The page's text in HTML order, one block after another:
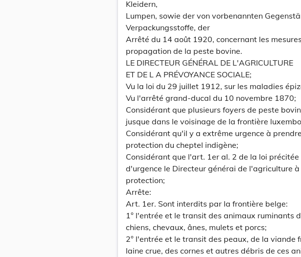
Kleidern,
Lumpen, sowie der von vorbenannten
Verpackungsstoffe, der
Arrêté du 14 août 1920, concernant les
propagation de la peste bovine.
LE DIRECTEUR GÉNÉRAL DE L'AGRICULTURE
ET DE L A PRÉVOYANCE SOCIALE;
Vu la loi du 29 juillet 1912, sur les maladies
Vu l'arrêté grand-ducal du 10 novembre 1870;
Considérant que plusieurs foyers de peste
jusque dans le voisinage de la frontière
Considérant qu'il y a extrême urgence à
protection du cheptel indigène;
Considérant que l'art. 1er al. 2 de la loi
d'urgence le Directeur générai de l'agriculture
protection;
Arrête:
Art. 1er. Sont interdits par la frontière belge:
1° l'entrée et le transit des animaux ruminants
chiens, chevaux, ânes, mulets et porcs;
2° l'entrée et le transit des peaux, de la viande
laine crue, des cornes et autres débris de ces